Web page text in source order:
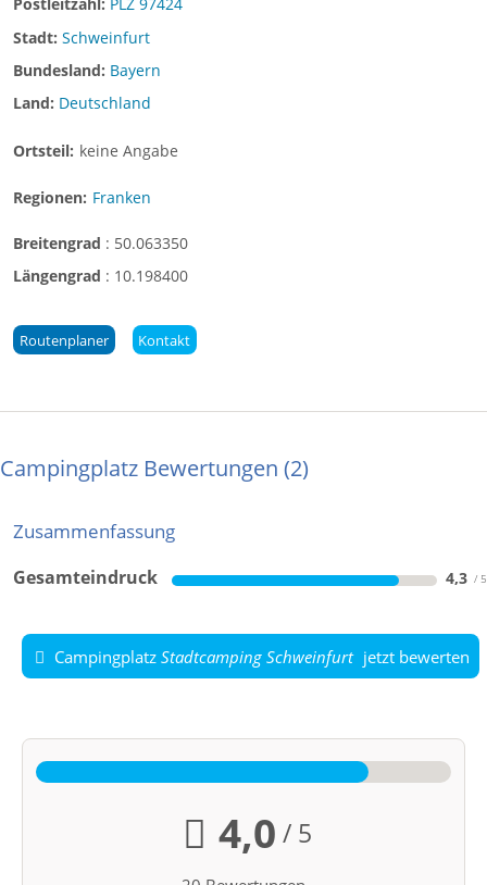
Postleitzahl: PLZ 97424
Stadt: Schweinfurt
Bundesland: Bayern
Land: Deutschland
Ortsteil: keine Angabe
Regionen: Franken
Breitengrad : 50.063350
Längengrad : 10.198400
Routenplaner Kontakt
Campingplatz Bewertungen 2
Zusammenfassung
Gesamteindruck 4,3
Campingplatz Stadtcamping Schweinfurt jetzt bewerten
4,0 / 5